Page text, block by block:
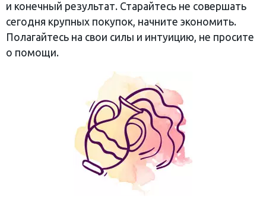
и конечный результат. Старайтесь не совершать
сегодня крупных покупок, начните экономить.
Полагайтесь на свои силы и интуицию, не просите
о помощи.